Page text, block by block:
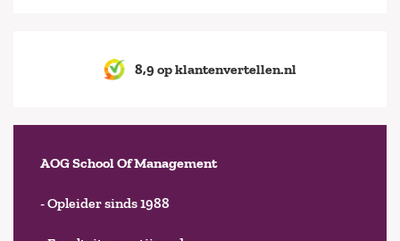
8,9 op klantenvertellen.nl
AOG School Of Management
- Opleider sinds 1988